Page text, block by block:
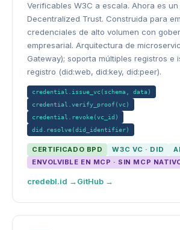
Verificables W3C a escala. Ahora es
Decentralized Trust. Construida para
credenciales de alto volumen con
empresarial. Arquitectura de
Gateway); soporta múltiples registros e
registro (did:web, did:key, did:peer).
credential.issue_vc(schema, data)
credential.verify_proof(vc)
credential.revoke(vc_id)
did.resolve(did_identifier)
CERTIFICADO BPD W3C VC · DID
ENVOLVIBLE EN MCP · SIN MCP
credebl.id → GitHub →